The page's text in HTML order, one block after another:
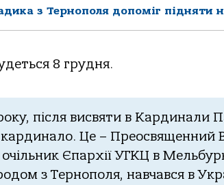
з Тернополя допоміг підняти
8 грудня.
після висвяти в Кардинали
кардинало. Це –
Єпархії УГКЦ в
з Тернополя, навчався в